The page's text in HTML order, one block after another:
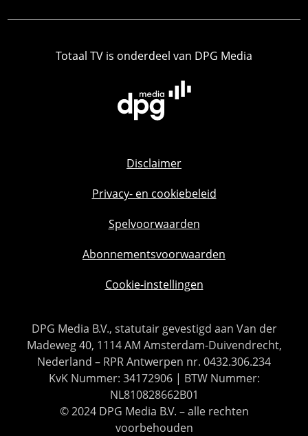
Totaal TV is onderdeel van DPG Media
Disclaimer
Privacy- en cookiebeleid
Spelvoorwaarden
Abonnementsvoorwaarden
Cookie-instellingen
DPG Media B.V., statutair gevestigd aan Van der
Madeweg 40, 1114 AM Amsterdam-Duivendrecht,
Nederland – RPR Antwerpen nr. 0432.306.234
KvK Nummer: 34172906 | BTW Nummer:
NL810828662B01
© 2024 DPG Media B.V. – alle rechten
voorbehouden